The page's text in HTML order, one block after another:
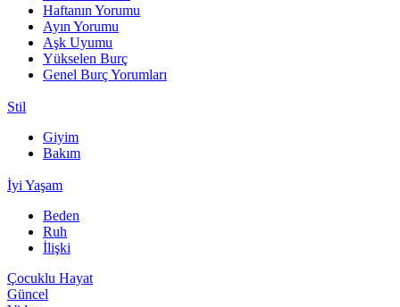
Haftanın Yorumu
Ayın Yorumu
Aşk Uyumu
Yükselen Burç
Genel Burç Yorumları
Stil
Giyim
Bakım
İyi Yaşam
Beden
Ruh
İlişki
Çocuklu Hayat
Güncel